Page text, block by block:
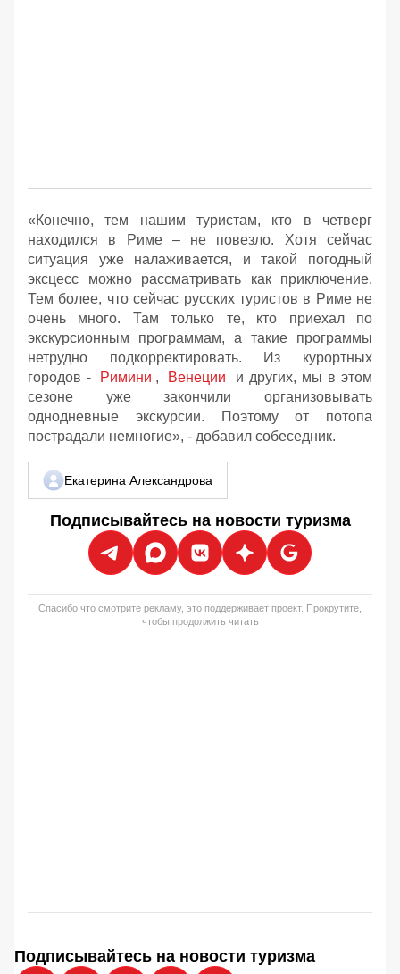
«Конечно, тем нашим туристам, кто в четверг
находился в Риме – не повезло. Хотя сейчас
ситуация уже налаживается, и такой погодный
эксцесс можно рассматривать как приключение.
Тем более, что сейчас русских туристов в Риме не
очень много. Там только те, кто приехал по
экскурсионным программам, а такие программы
нетрудно подкорректировать. Из курортных
городов -
Римини , Венеции
и других, мы в этом
сезоне уже закончили организовывать
однодневные экскурсии. Поэтому от потопа
пострадали немногие», - добавил собеседник.
Екатерина Александрова
Подписывайтесь на новости туризма
Спасибо что смотрите рекламу, это поддерживает проект. Прокрутите,
чтобы продолжить читать
Подписывайтесь на новости туризма